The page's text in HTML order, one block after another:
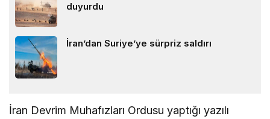
duyurdu
İran’dan Suriye’ye sürpriz saldırı
İran Devrim Muhafızları Ordusu yaptığı yazılı